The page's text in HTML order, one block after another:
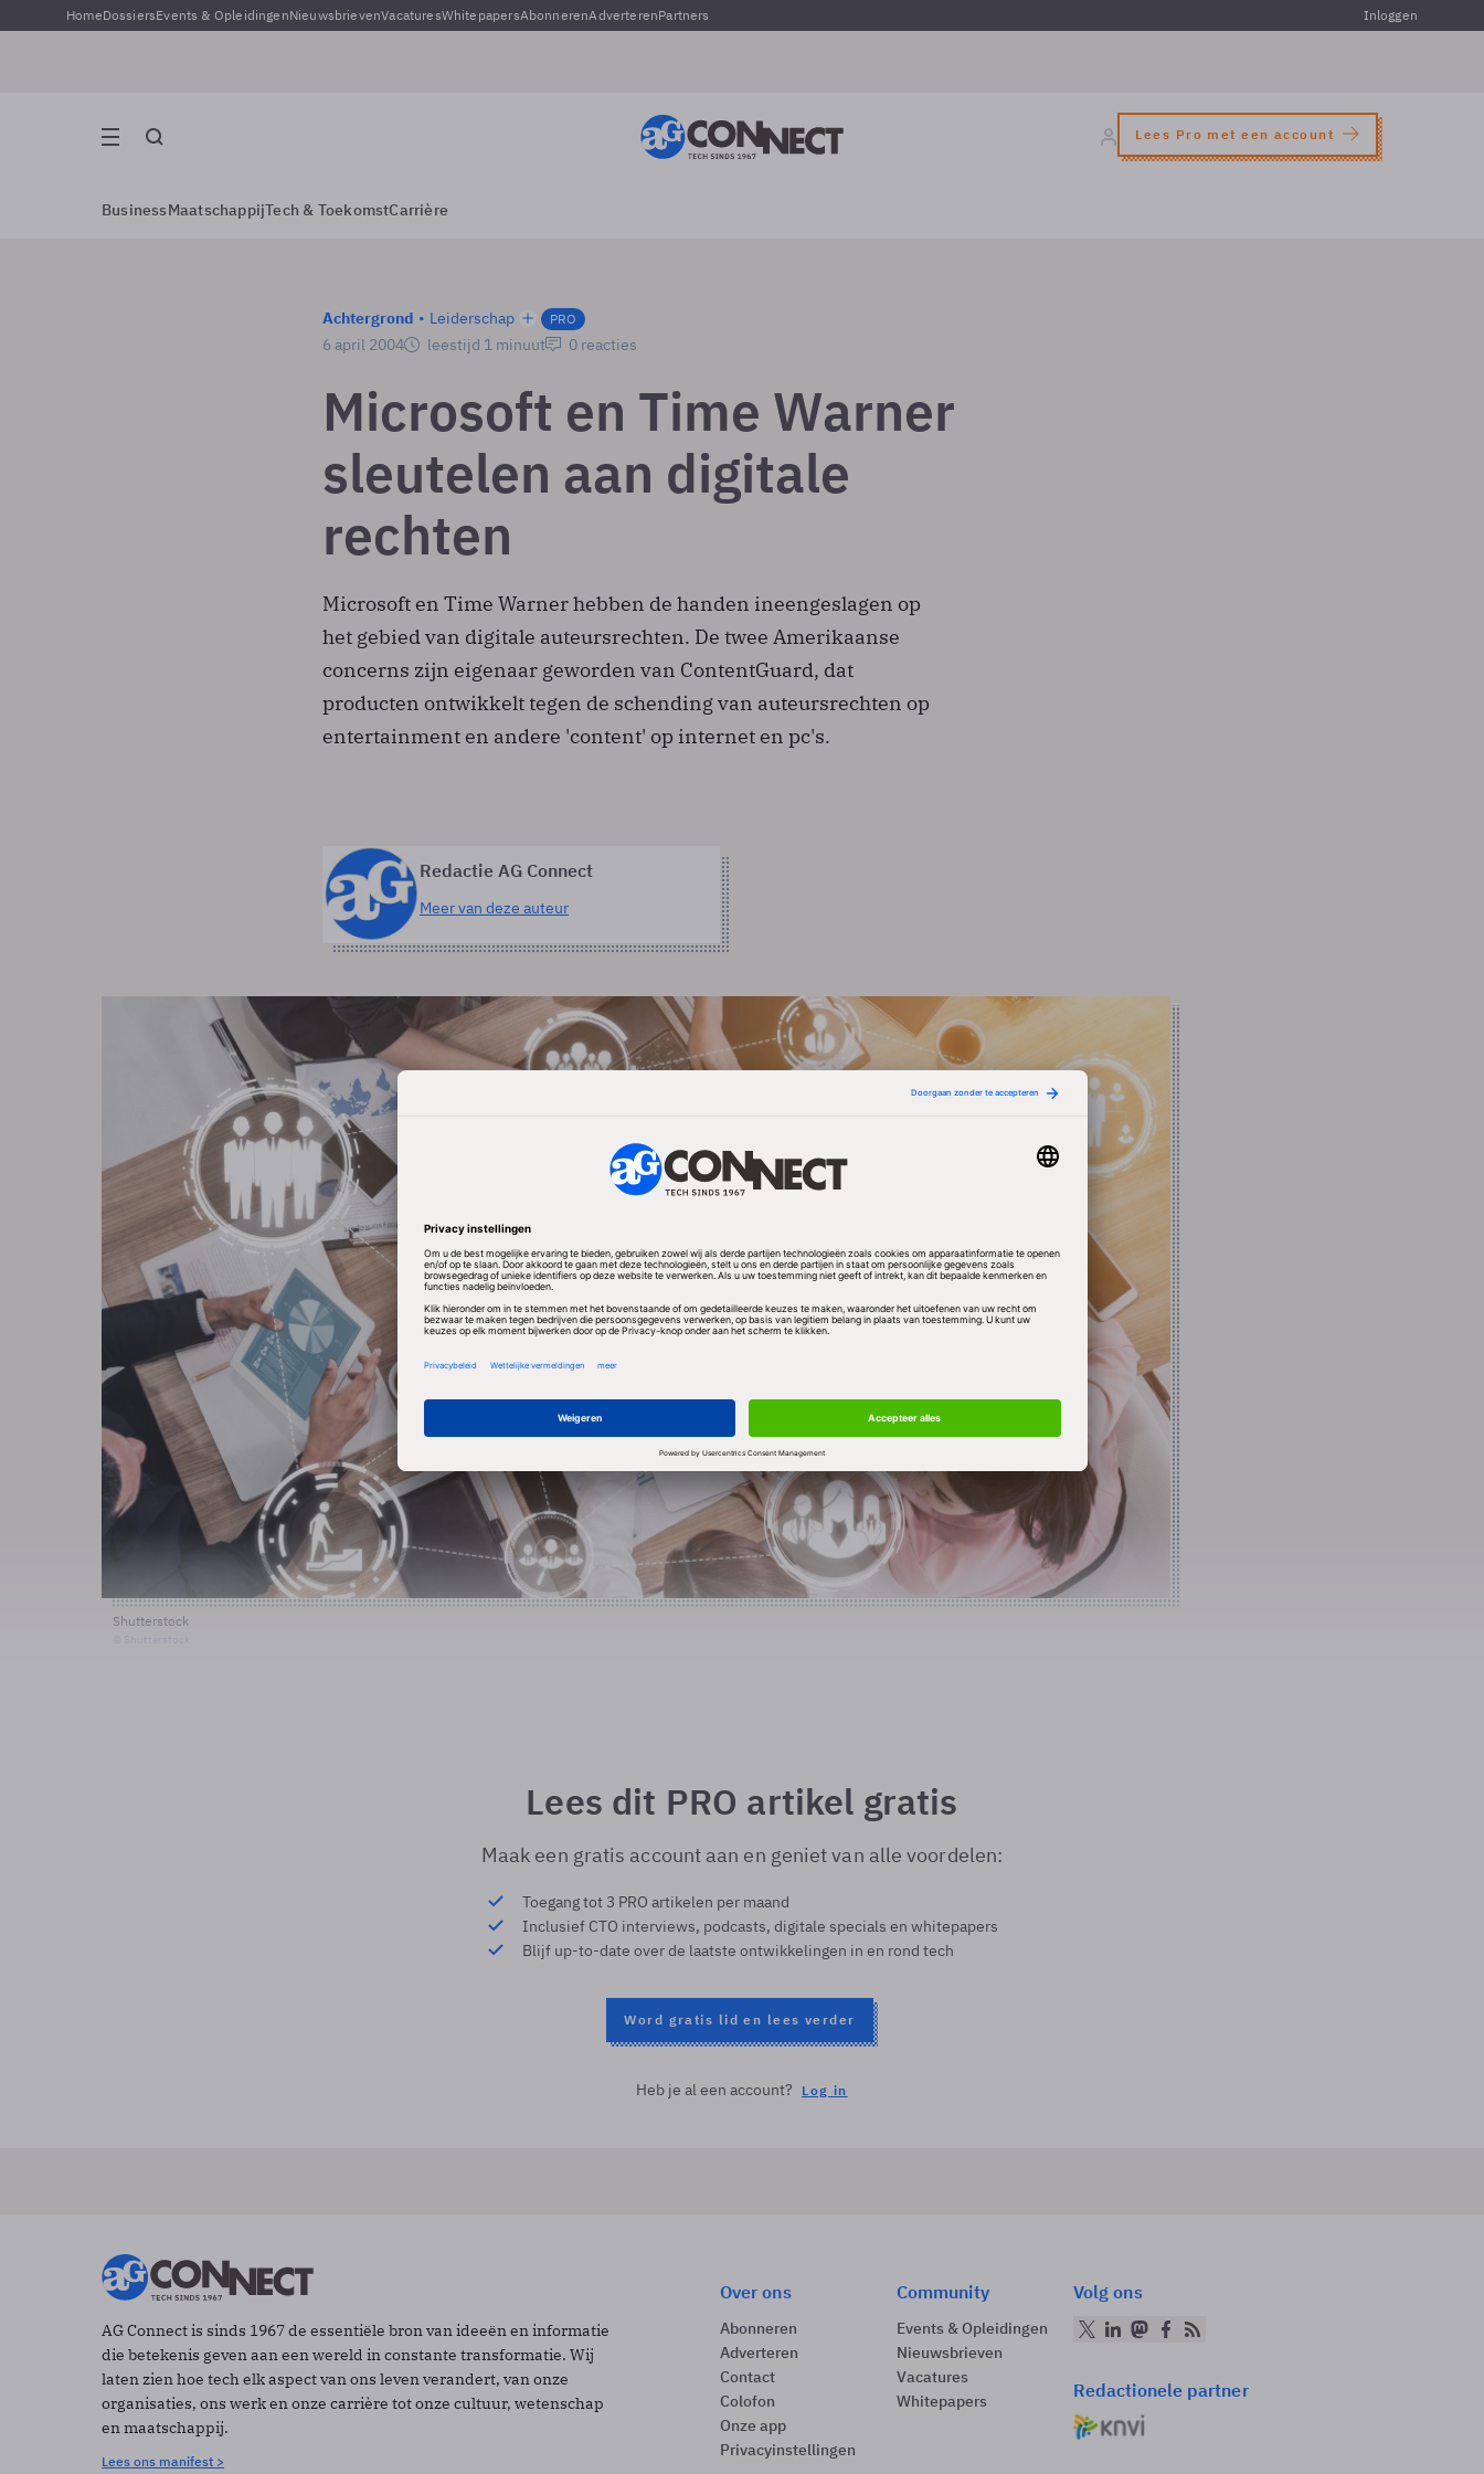
HomeDossiersEvents & OpleidingenNieuwsbrievenVacaturesWhitepapersAbonnerenAdverterenPartners Inloggen
Lees Pro met een account
BusinessMaatschappijTech & ToekomstCarrière
Achtergrond Leiderschap PRO
6 april 2004 leestijd 1 minuut 0 reacties
Microsoft en Time Warner
sleutelen aan digitale
rechten
Microsoft en Time Warner hebben de handen ineengeslagen op
het gebied van digitale auteursrechten. De twee Amerikaanse
concerns zijn eigenaar geworden van ContentGuard, dat
producten ontwikkelt tegen de schending van auteursrechten op
entertainment en andere 'content' op internet en pc's.
Redactie AG Connect
Meer van deze auteur
Shutterstock
Lees dit PRO artikel gratis
Maak een gratis account aan en geniet van alle voordelen:
Toegang tot 3 PRO artikelen per maand
Inclusief CTO interviews, podcasts, digitale specials en whitepapers
Blijf up-to-date over de laatste ontwikkelingen in en rond tech
Word gratis lid en lees verder
Heb je al een account? Log in
AG Connect is sinds 1967 de essentiële bron van ideeën en informatie
die betekenis geven aan een wereld in constante transformatie. Wij
laten zien hoe tech elk aspect van ons leven verandert, van onze
organisaties, ons werk en onze carrière tot onze cultuur, wetenschap
en maatschappij.
Lees ons manifest >
Over ons
Abonneren
Adverteren
Contact
Colofon
Onze app
Privacyinstellingen
Community
Events & Opleidingen
Nieuwsbrieven
Vacatures
Whitepapers
Volg ons
Redactionele partner